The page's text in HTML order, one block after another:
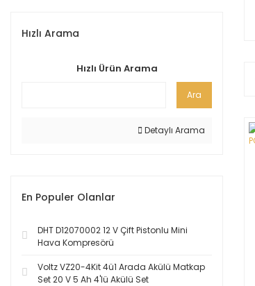
Hızlı Arama
Hızlı Ürün Arama
Ara
Detaylı Arama
En Populer Olanlar
DHT D12070002 12 V Çift Pistonlu Mini
Hava Kompresörü
Voltz VZ20-4Kit 4ü1 Arada Akülü Matkap
Set 20 V 5 Ah 4'lü Akülü Set